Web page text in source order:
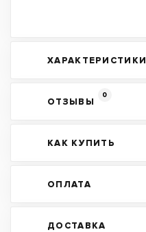
ХАРАКТЕРИСТИКИ
ОТЗЫВЫ
0
КАК КУПИТЬ
ОПЛАТА
ДОСТАВКА